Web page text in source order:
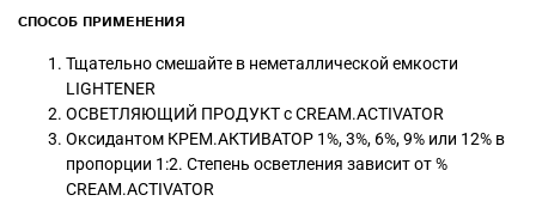
СПОСОБ ПРИМЕНЕНИЯ
Тщательно смешайте в неметаллической емкости
LIGHTENER
ОСВЕТЛЯЮЩИЙ ПРОДУКТ с CREAM.ACTIVATOR
Оксидантом КРЕМ.АКТИВАТОР 1%, 3%, 6%, 9% или 12% в
пропорции 1:2. Степень осветления зависит от %
CREAM.ACTIVATOR